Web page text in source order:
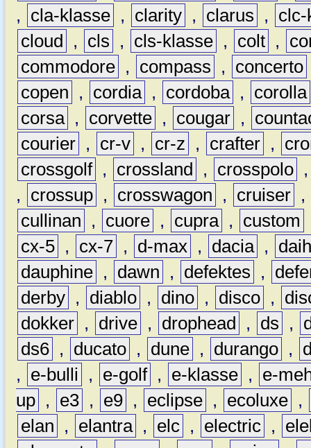
,
cla-klasse , clarity , clarus ,
clc-
cloud
, cls , cls-klasse , colt ,
commodore , compass , concerto
copen
, cordia , cordoba ,
corolla
corsa , corvette , cougar ,
courier , cr-v , cr-z , crafter ,
crossgolf , crossland , crosspolo
,
crossup , crosswagon , cruiser ,
cullinan
, cuore , cupra , custom
cx-5 , cx-7 , d-max , dacia ,
dauphine , dawn , defektes ,
derby , diablo , dino , disco ,
dokker , drive , drophead , ds ,
ds6 , ducato , dune , durango ,
,
e-bulli , e-golf , e-klasse ,
e-
up , e3 , e9 , eclipse , ecoluxe ,
elan
, elantra , elc , electric ,